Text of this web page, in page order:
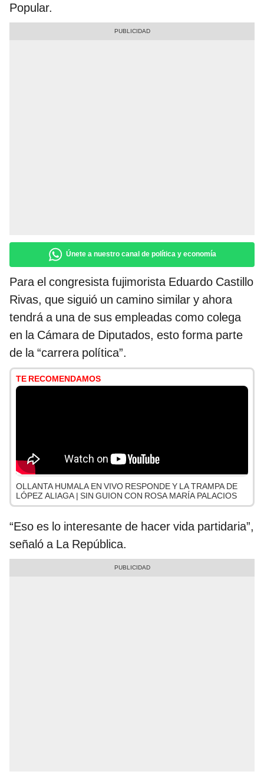
Popular.
Únete a nuestro canal de política y economía
Para el congresista fujimorista Eduardo Castillo
Rivas, que siguió un camino similar y ahora
tendrá a una de sus empleadas como colega
en la Cámara de Diputados, esto forma parte
de la “carrera política”.
TE RECOMENDAMOS
OLLANTA HUMALA EN VIVO RESPONDE Y LA TRAMPA DE
LÓPEZ ALIAGA | SIN GUION CON ROSA MARÍA PALACIOS
“Eso es lo interesante de hacer vida partidaria”,
señaló a La República.